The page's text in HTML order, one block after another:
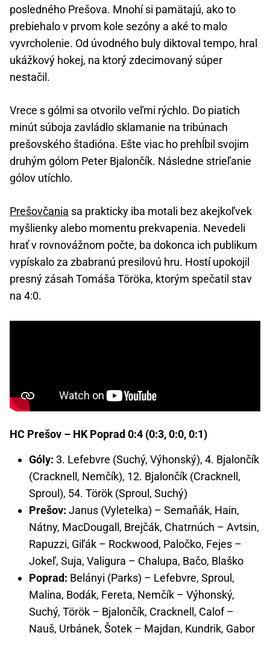
posledného Prešova. Mnohí si pamätajú, ako to
prebiehalo v prvom kole sezóny a aké to malo
vyvrcholenie. Od úvodného buly diktoval tempo, hral
ukážkový hokej, na ktorý zdecimovaný súper
nestačil.
Vrece s gólmi sa otvorilo veľmi rýchlo. Do piatich
minút súboja zavládlo sklamanie na tribúnach
prešovského štadióna. Ešte viac ho prehĺbil svojim
druhým gólom Peter Bjalončík. Následne strieľanie
gólov utíchlo.
Prešovčania sa prakticky iba motali bez akejkoľvek
myšlienky alebo momentu prekvapenia. Nevedeli
hrať v rovnovážnom počte, ba dokonca ich publikum
vypískalo za zbabranú presilovú hru. Hostí upokojil
presný zásah Tomáša Töröka, ktorým spečatil stav
na 4:0.
HC Prešov – HK Poprad 0:4 (0:3, 0:0, 0:1)
Góly: 3. Lefebvre (Suchý, Výhonský), 4. Bjalončík
(Cracknell, Nemčík), 12. Bjalončík (Cracknell,
Sproul), 54. Török (Sproul, Suchý)
Prešov: Janus (Vyletelka) – Semaňák, Hain,
Nátny, MacDougall, Brejčák, Chatrnúch – Avtsin,
Rapuzzi, Giľák – Rockwood, Paločko, Fejes –
Jokeľ, Suja, Valigura – Chalupa, Bačo, Blaško
Poprad: Belányi (Parks) – Lefebvre, Sproul,
Malina, Bodák, Fereta, Nemčík – Výhonský,
Suchý, Török – Bjalončík, Cracknell, Calof –
Nauš, Urbánek, Šotek – Majdan, Kundrik, Gabor